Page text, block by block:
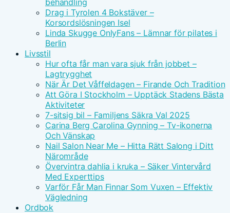
behandling
Drag i Tyrolen 4 Bokstäver –
Korsordslösningen Isel
Linda Skugge OnlyFans – Lämnar för pilates i
Berlin
Livsstil
Hur ofta får man vara sjuk från jobbet –
Lagtrygghet
När Är Det Våffeldagen – Firande Och Tradition
Att Göra I Stockholm – Upptäck Stadens Bästa
Aktiviteter
7-sitsig bil – Familjens Säkra Val 2025
Carina Berg Carolina Gynning – Tv-ikonerna
Och Vänskap
Nail Salon Near Me – Hitta Rätt Salong i Ditt
Närområde
Övervintra dahlia i kruka – Säker Vintervård
Med Experttips
Varför Får Man Finnar Som Vuxen – Effektiv
Vägledning
Ordbok